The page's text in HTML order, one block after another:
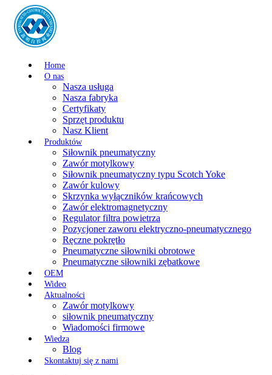
Home
O nas
Nasza usługa
Nasza fabryka
Certyfikaty
Sprzęt produktu
Nasz Klient
Produktów
Siłownik pneumatyczny
Zawór motylkowy
Siłownik pneumatyczny typu Scotch Yoke
Zawór kulowy
Skrzynka wyłączników krańcowych
Zawór elektromagnetyczny
Regulator filtra powietrza
Pozycjoner zaworu elektryczno-pneumatycznego
Ręczne pokrętło
Pneumatyczne siłowniki obrotowe
Pneumatyczne siłowniki zębatkowe
OEM
Wideo
Aktualności
Zawór motylkowy
siłownik pneumatyczny
Wiadomości firmowe
Wiedza
Blog
Skontaktuj się z nami